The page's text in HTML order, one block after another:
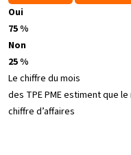
Oui
75 %
Non
25 %
Le chiffre du mois
des TPE PME estiment que
chiffre d’affaires